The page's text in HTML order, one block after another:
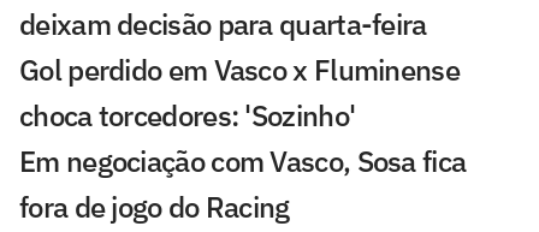
deixam decisão para quarta-feira
Gol perdido em Vasco x Fluminense
choca torcedores: 'Sozinho'
Em negociação com Vasco, Sosa fica
fora de jogo do Racing